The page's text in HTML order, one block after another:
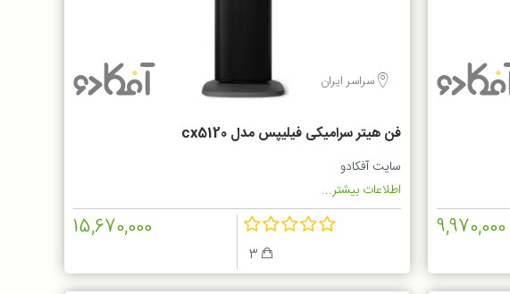
9,970,000
سراسر ایران
فن هیتر سرامیکی فیلیپس مدل cx5120
سایت آفکادو
اطلاعات بیشتر...
3
15,670,000